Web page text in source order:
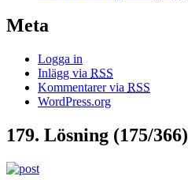
Meta
Logga in
Inlägg via RSS
Kommentarer via RSS
WordPress.org
179. Lösning (175/366)